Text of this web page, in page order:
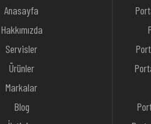
Anasayfa
Hakkımızda
Servisler
Ürünler
Markalar
Blog